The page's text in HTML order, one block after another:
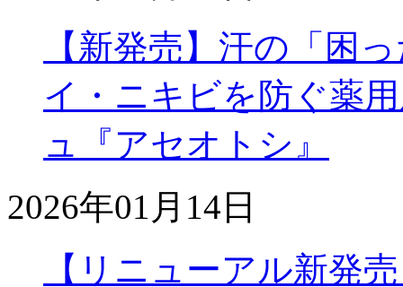
【新発売】汗の「困
イ・ニキビを防ぐ薬
ュ『アセオトシ』
2026年01月14日
【リニューアル新発